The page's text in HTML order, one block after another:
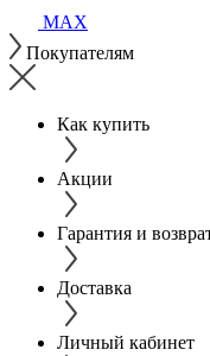
MAX
Покупателям
Как купить
Акции
Гарантия и
Доставка
Личный кабинет